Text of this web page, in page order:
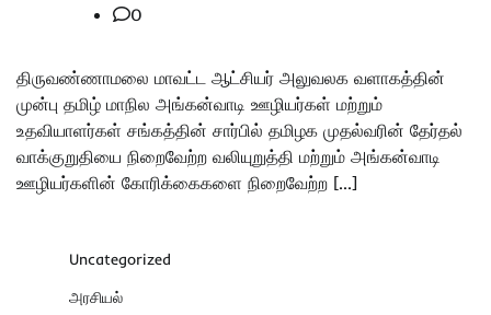
0
திருவண்ணாமலை மாவட்ட ஆட்சியர் அலுவலக வளாகத்தின்
முன்பு தமிழ் மாநில அங்கன்வாடி ஊழியர்கள் மற்றும்
உதவியாளர்கள் சங்கத்தின் சார்பில் தமிழக முதல்வரின் தேர்தல்
வாக்குறுதியை நிறைவேற்ற வலியுறுத்தி மற்றும் அங்கன்வாடி
ஊழியர்களின் கோரிக்கைகளை நிறைவேற்ற […]
Uncategorized
அரசியல்